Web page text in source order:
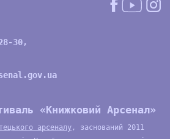
30,
«Книжковий Арсенал»
арсеналу , заснований 2011